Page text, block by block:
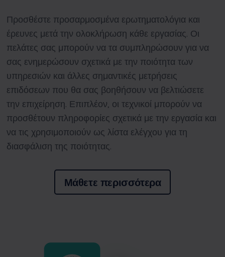
Προσθέστε προσαρμοσμένα ερωτηματολόγια και
έρευνες μετά την ολοκλήρωση κάθε εργασίας. Οι
πελάτες σας μπορούν να τα συμπληρώσουν για να
σας ενημερώσουν σχετικά με την ποιότητα των
υπηρεσιών και άλλες σημαντικές μετρήσεις
επιδόσεων που θα σας βοηθήσουν να βελτιώσετε
την επιχείρηση. Επιπλέον, οι τεχνικοί μπορούν να
προσθέτουν πληροφορίες σχετικά με την εργασία και
να τις χρησιμοποιούν ως λίστα ελέγχου για τη
διασφάλιση της ποιότητας.
Μάθετε περισσότερα